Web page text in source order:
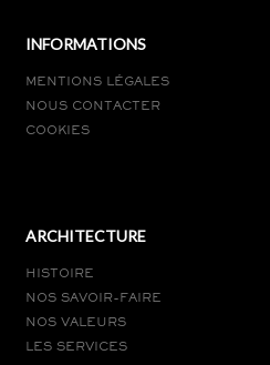
INFORMATIONS
MENTIONS LÉGALES
NOUS CONTACTER
COOKIES
ARCHITECTURE
HISTOIRE
NOS SAVOIR-FAIRE
NOS VALEURS
LES SERVICES